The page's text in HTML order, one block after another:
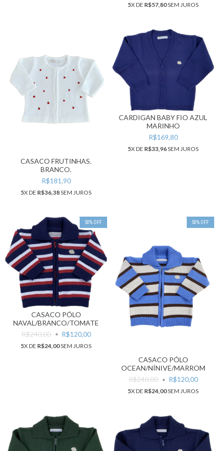
5X DE R$57,80SEM JUROS
CASACO FRUTINHAS.
BRANCO.
R$181,90
5X DE R$36,38SEM JUROS
CARDIGAN BABY FIO AZUL
MARINHO
R$169,80
5X DE R$33,96SEM JUROS
50% OFF
CASACO PÓLO
NAVAL/BRANCO/TOMATE
R$240,00
R$120,00
5X DE R$24,00SEM JUROS
50% OFF
CASACO PÓLO
OCEAN/NÍNIVE/MARROM
R$240,00
R$120,00
5X DE R$24,00SEM JUROS